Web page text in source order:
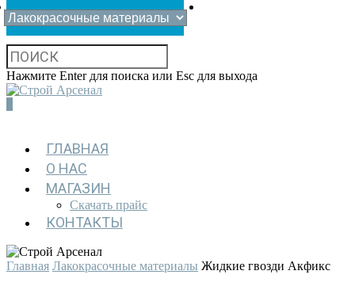
Нажмите Enter для поиска или Esc для выхода
ГЛАВНАЯ
О НАС
МАГАЗИН
Скачать прайс
КОНТАКТЫ
Главная Лакокрасочные материалы Жидкие гвозди Акфикс